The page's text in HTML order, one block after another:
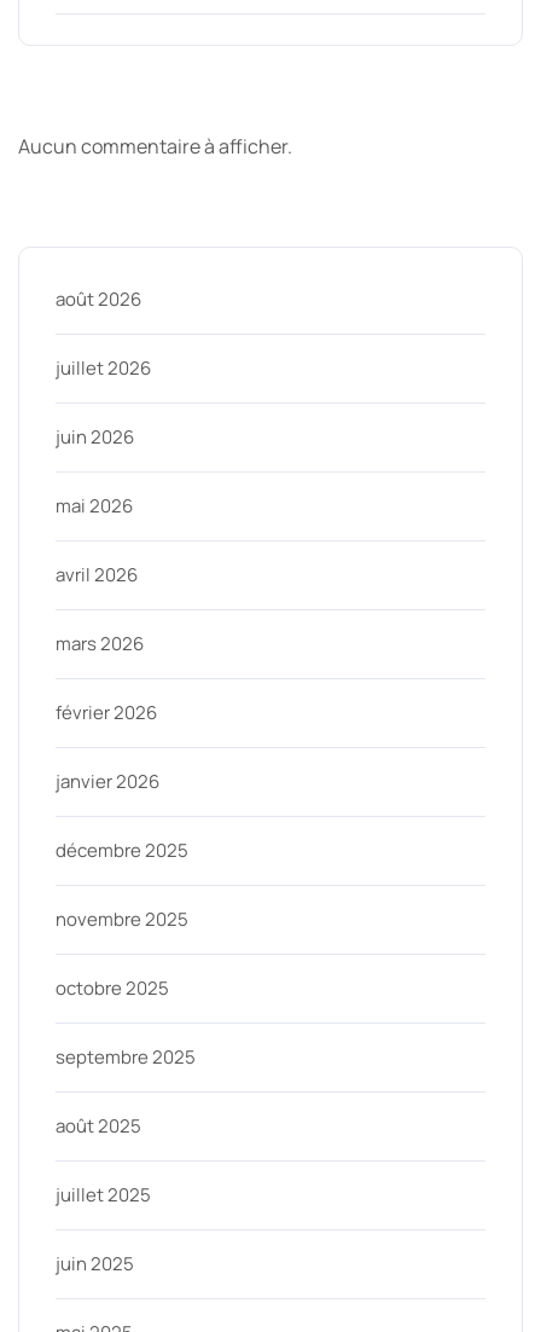
Aucun commentaire à afficher.
août 2026
juillet 2026
juin 2026
mai 2026
avril 2026
mars 2026
février 2026
janvier 2026
décembre 2025
novembre 2025
octobre 2025
septembre 2025
août 2025
juillet 2025
juin 2025